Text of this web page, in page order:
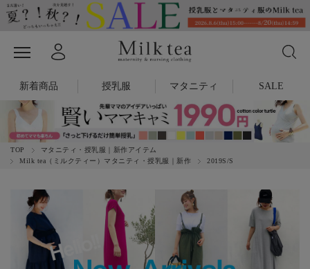
新着商品 授乳服 マタニティ SALE
TOP
マタニティ・授乳服｜新作アイテム
Milk tea（ミルクティー）マタニティ・授乳服｜新作
2019S/S